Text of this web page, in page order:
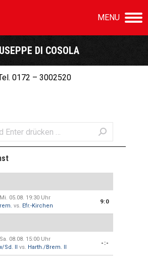
MENU
DI COSOLA
Sie befinden sich hier:
0172 – 3002520
05.08. 19:30 Uhr
vs. Efr.-Kirchen
9:0
08.08. 15:00 Uhr
Sd. II vs. Harth./Brem. II
-:-